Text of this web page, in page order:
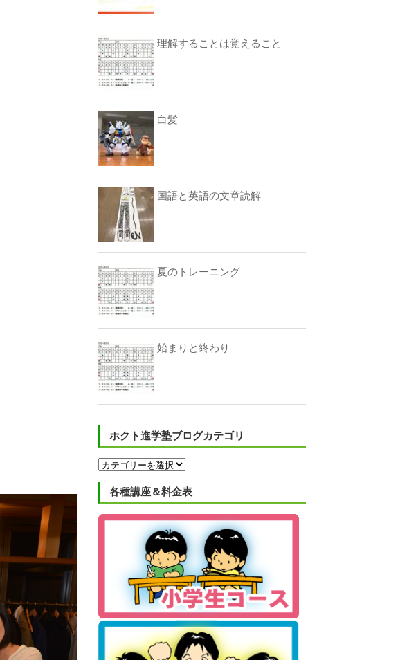
理解することは覚えること
白髪
国語と英語の文章読解
夏のトレーニング
始まりと終わり
ホクト進学塾ブログカテゴリ
ホ
ク
ト
学
塾
各種講座＆料金表